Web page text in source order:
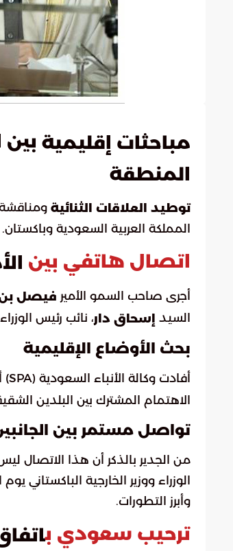
مباحثات إقليمية بين
المنطقة
توطيد العلاقات الثنائية ومناقشة
المملكة العربية السعودية وباكستان.
اتصال هاتفي بين
أجرى صاحب السمو الأمير فيصل بن
السيد إسحاق دار، نائب رئيس
بحث الأوضاع الإقليمية
أفادت وكالة الأنباء السعودية (SPA) أن الاتصال تناول بحث
الاهتمام المشترك بين البلدين
تواصل مستمر بين
من الجدير بالذكر أن هذا الاتصال
الوزراء ووزير الخارجية
وأبرز التطورات.
ترحيب سعودي ب